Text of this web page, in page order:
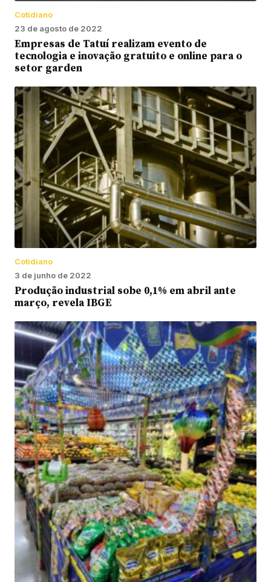
Cotidiano
23 de agosto de 2022
Empresas de Tatuí realizam evento de
tecnologia e inovação gratuito e online para o
setor garden
Cotidiano
3 de junho de 2022
Produção industrial sobe 0,1% em abril ante
março, revela IBGE